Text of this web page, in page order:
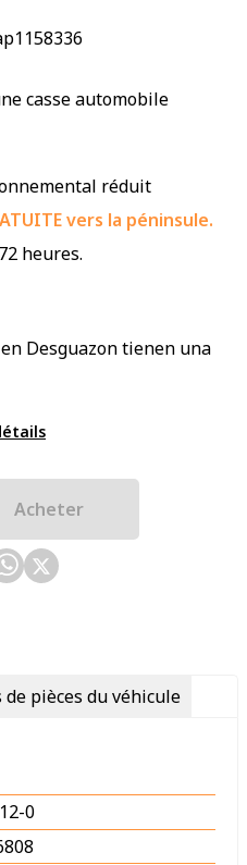
casse automobile
réduit
vers la péninsule.
heures.
Desguazon tienen una
Acheter
de pièces du véhicule
0